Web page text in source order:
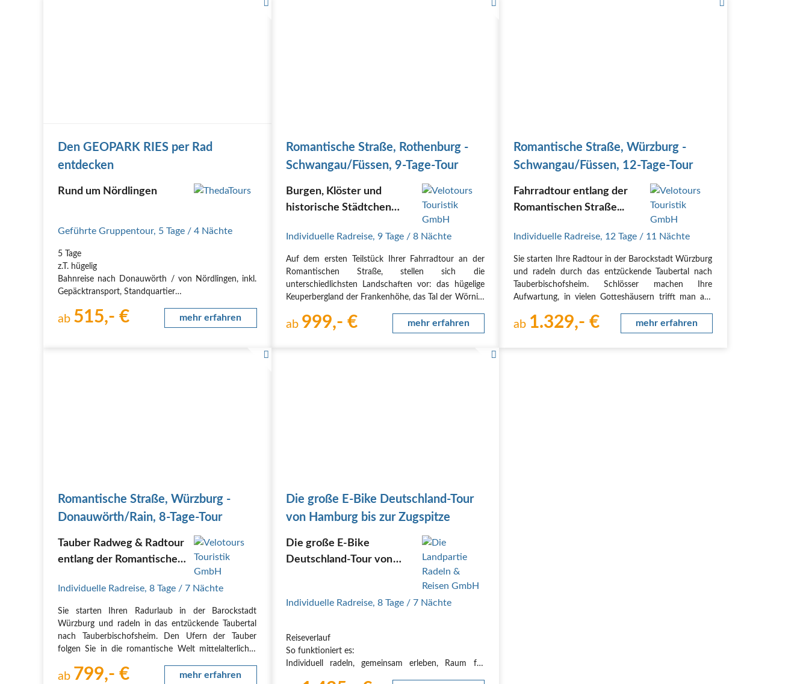
Den GEOPARK RIES per Rad
entdecken
Rund um Nördlingen
Geführte Gruppentour, 5 Tage / 4 Nächte
5 Tage
z.T. hügelig
Bahnreise nach Donauwörth / von Nördlingen, inkl.
Gepäcktransport, Standquartier
Der UNESCO Global Geopark Ries ist Zeuge eines
einschlagenden Ereignisses: Vor 15 Millionen Jahren
ab 515,- € mehr erfahren
Romantische Straße, Rothenburg -
Schwangau/Füssen, 9-Tage-Tour
Burgen, Klöster und
historische Städtchen
an der Romantischen
Straße...
Individuelle Radreise, 9 Tage / 8 Nächte
Auf dem ersten Teilstück Ihrer Fahrradtour an der
Romantischen Straße, stellen sich die
unterschiedlichsten Landschaften vor: das hügelige
Keuperbergland der Frankenhöhe, das Tal der Wörnitz
Krater des Nördlinger Ries. Der Lech begleitet Sie ab
ab 999,- € mehr erfahren
Romantische Straße, Würzburg -
Schwangau/Füssen, 12-Tage-Tour
Fahrradtour entlang der
Romantischen Straße...
Individuelle Radreise, 12 Tage / 11 Nächte
Sie starten Ihre Radtour in der Barockstadt Würzburg
und radeln durch das entzückende Taubertal nach
Tauberbischofsheim. Schlösser machen Ihre
Aufwartung, in vielen Gotteshäusern trifft man auf
Riemenschneider, bevor Sie in das reizende
ab 1.329,- € mehr erfahren
Romantische Straße, Würzburg -
Donauwörth/Rain, 8-Tage-Tour
Tauber Radweg & Radtour
entlang der Romantischen
Individuelle Radreise, 8 Tage / 7 Nächte
Sie starten Ihren Radurlaub in der Barockstadt
Würzburg und radeln in das entzückende Taubertal
nach Tauberbischofsheim. Den Ufern der Tauber
folgen Sie in die romantische Welt mittelalterlicher
Städtchen Rothenburg ob der Tauber. Ab der
ab 799,- € mehr erfahren
Die große E-Bike Deutschland-Tour
von Hamburg bis zur Zugspitze
Die große E-Bike
Deutschland-Tour von
Individuelle Radreise, 8 Tage / 7 Nächte
Reiseverlauf
So funktioniert es:
Individuell radeln, gemeinsam erleben, Raum für